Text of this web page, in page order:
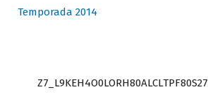
Temporada 2014
Z7_L9KEH4O0LORH80ALCLTPF80S27